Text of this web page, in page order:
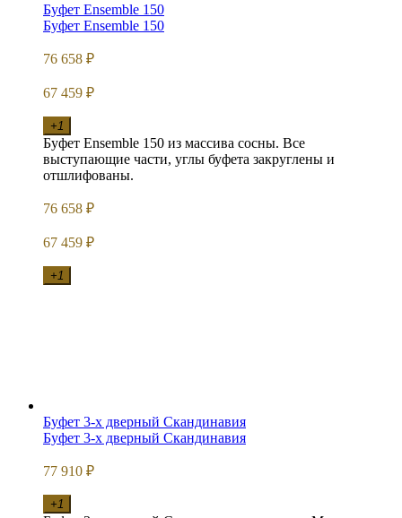
Буфет Ensemble 150
Буфет Ensemble 150
76 658 ₽
67 459 ₽
+1
Буфет Ensemble 150 из массива сосны. Все
выступающие части, углы буфета закруглены и
отшлифованы.
76 658 ₽
67 459 ₽
+1
Буфет 3-х дверный Скандинавия
Буфет 3-х дверный Скандинавия
77 910 ₽
+1